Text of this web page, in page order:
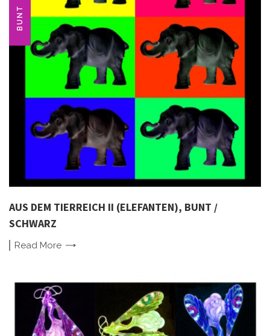
BUNT
AUS DEM TIERREICH II (ELEFANTEN), BUNT /
SCHWARZ
Read More